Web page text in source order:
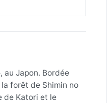
Japon. Bordée
forêt de Shimin no
de Katori et le